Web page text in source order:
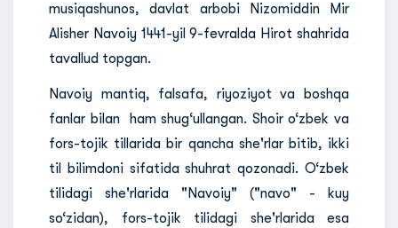
musiqashunos, davlat arbobi Nizomiddin Mir
Alisher Navoiy 1441-yil 9-fevralda Hirot shahrida
tavallud topgan.
Navoiy mantiq, falsafa, riyoziyot va boshqa
fanlar bilan ham shug‘ullangan. Shoir o‘zbek va
fors-tojik tillarida bir qancha she'rlar bitib, ikki
til bilimdoni sifatida shuhrat qozonadi. O‘zbek
tilidagi she'rlarida "Navoiy" ("navo" - kuy
so‘zidan), fors-tojik tilidagi she'rlarida esa